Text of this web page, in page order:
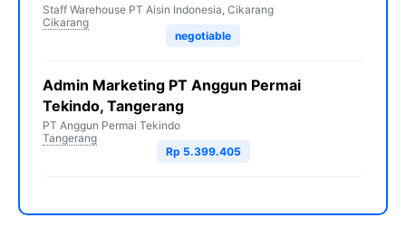
Staff Warehouse PT Aisin Indonesia, Cikarang
Cikarang
negotiable
Admin Marketing PT Anggun Permai
Tekindo, Tangerang
PT Anggun Permai Tekindo
Tangerang
Rp 5.399.405